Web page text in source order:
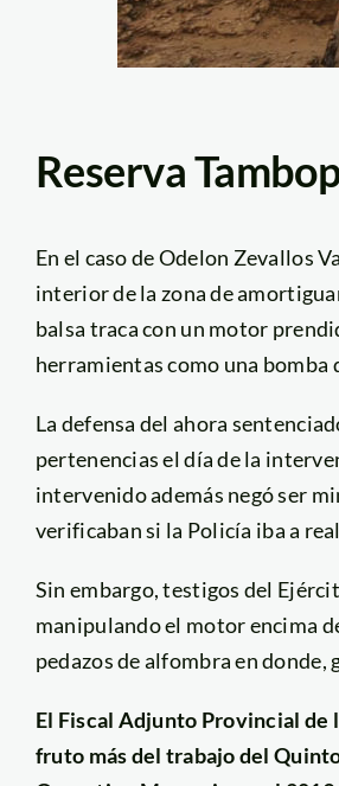
Reserva
En el caso de Odelon Zevallos
interior de la zona de
balsa traca con un motor
herramientas como una bomba
La defensa del ahora
pertenencias el día de la
intervenido además negó ser
verificaban si la Policía iba a
Sin embargo, testigos del
manipulando el motor encima
pedazos de alfombra en
El Fiscal Adjunto Provincial de
fruto más del trabajo del